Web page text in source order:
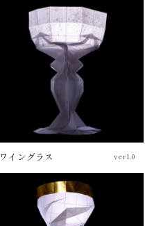
ワイングラス ver1.0